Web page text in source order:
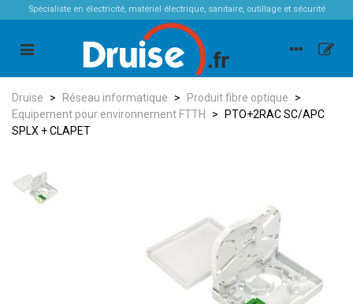
Spécialiste en électricité, matériel électrique, sanitaire, outillage et sécurité
Druise > Réseau informatique > Produit fibre optique
>
Equipement pour environnement FTTH
>
PTO+2RAC SC/APC
SPLX + CLAPET